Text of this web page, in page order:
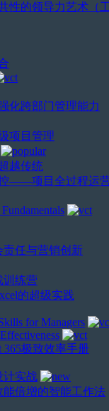
性的领导力艺术（
化跨部门管理能力
项目管理
越传统
——项目全过程运
责任与营销创新
训练营
的超级实践
for Managers
365极致效率手册
计实战
倍增的智能工作法